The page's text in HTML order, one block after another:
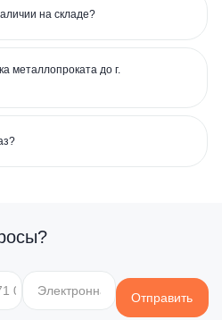
на складе?
металлопроката до г.
индивидуальные условия и
от объема продукции, ее
Отправить